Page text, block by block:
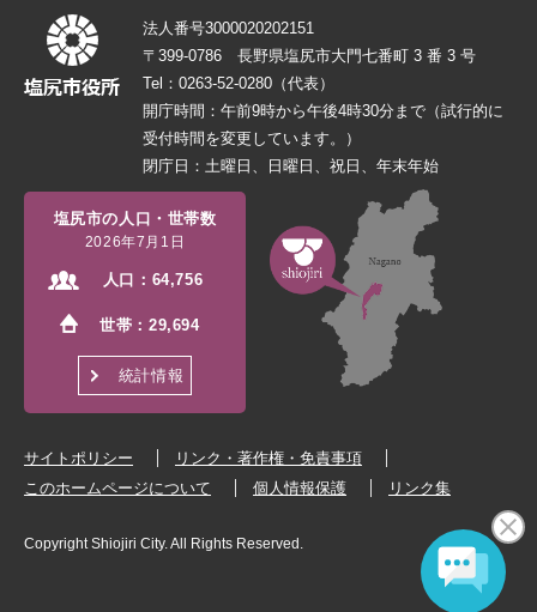
法人番号3000020202151
〒399-0786 長野県塩尻市大門七番町 3 番 3 号
Tel：0263-52-0280（代表）
開庁時間：午前9時から午後4時30分まで（試行的に
受付時間を変更しています。）
閉庁日：土曜日、日曜日、祝日、年末年始
塩尻市の人口・世帯数
2026年7月1日
人口： 64,756
世帯：29,694
統計情報
サイトポリシー
リンク・著作権・免責事項
このホームページについて
個人情報保護 リンク集
Copyright Shiojiri City. All Rights Reserved.